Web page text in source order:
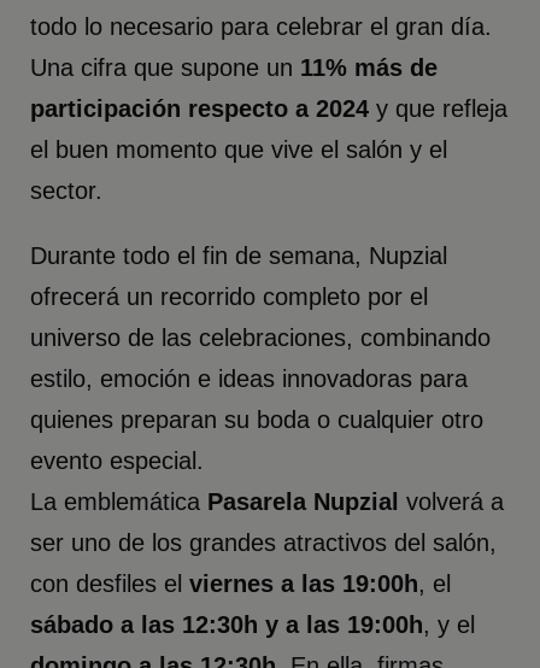
todo lo necesario para celebrar el gran día.
Una cifra que supone un 11% más de
participación respecto a 2024 y que refleja
el buen momento que vive el salón y el
sector.
Durante todo el fin de semana, Nupzial
ofrecerá un recorrido completo por el
universo de las celebraciones, combinando
estilo, emoción e ideas innovadoras para
quienes preparan su boda o cualquier otro
evento especial.
La emblemática Pasarela Nupzial volverá a
ser uno de los grandes atractivos del salón,
con desfiles elviernes a las 19:00h, el
sábado a las 12:30h y a las 19:00h, y el